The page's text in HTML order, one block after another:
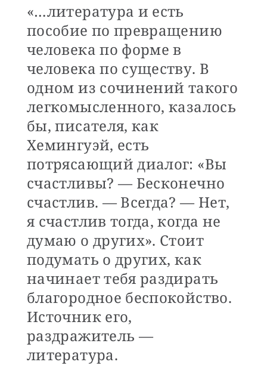
«…литература и есть
пособие по превращению
человека по форме в
человека по существу. В
одном из сочинений такого
легкомысленного, казалось
бы, писателя, как
Хемингуэй, есть
потрясающий диалог: «Вы
счастливы? — Бесконечно
счастлив. — Всегда? — Нет,
я счастлив тогда, когда не
думаю о других». Стоит
подумать о других, как
начинает тебя раздирать
благородное беспокойство.
Источник его,
раздражитель —
литература.